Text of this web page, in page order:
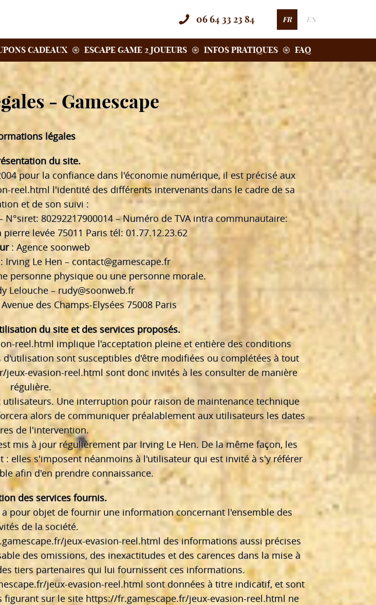
06 64 33 23 84 FR EN
CADEAUX ESCAPE GAME 2 JOUEURS INFOS PRATIQUES FAQ
- Gamescape
légales
du site.
pour la confiance dans l'économie numérique, il est précisé aux
reel.html l'identité des différents intervenants dans le cadre de sa
et de son suivi :
80292217900014 – Numéro de TVA intra communautaire:
pierre levée 75011 Paris tél: 01.77.12.23.62
: Agence soonweb
Irving Le Hen – contact@gamescape.fr
personne physique ou une personne morale.
Lelouche – rudy@soonweb.fr
des Champs-Elysées 75008 Paris
du site et des services proposés.
reel.html implique l'acceptation pleine et entière des conditions
sont susceptibles d'être modifiées ou complétées à tout
jeux-evasion-reel.html sont donc invités à les consulter de manière
régulière.
Une interruption pour raison de maintenance technique
alors de communiquer préalablement aux utilisateurs les dates
de l'intervention.
mis à jour régulièrement par Irving Le Hen. De la même façon, les
elles s'imposent néanmoins à l'utilisateur qui est invité à s'y référer
afin d'en prendre connaissance.
des services fournis.
a pour objet de fournir une information concernant l'ensemble des
de la société.
jeux-evasion-reel.html des informations aussi précises
des omissions, des inexactitudes et des carences dans la mise à
tiers partenaires qui lui fournissent ces informations.
jeux-evasion-reel.html sont données à titre indicatif, et sont
figurant sur le site https://fr.gamescape.fr/jeux-evasion-reel.html ne